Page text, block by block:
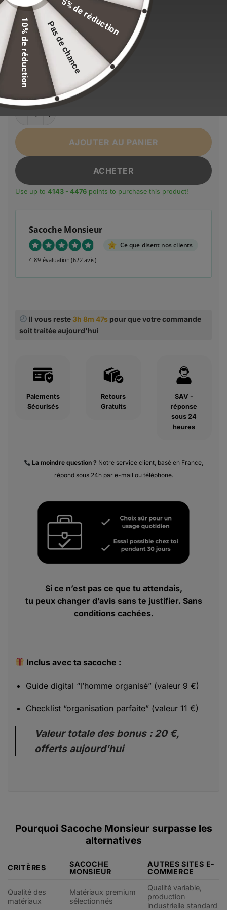
Stock volontairement limité pour maintenir nos
standards de qualité.
Couleur
Bleu Gris Noir
quantité de Sac à dos pour ordinateur portable
AJOUTER AU PANIER
ACHETER
Use up to 4143 - 4476 points to purchase this product!
Alternative:
Sacoche Monsieur
Ce que disent nos clients
4.89 évaluation (622 avis)
Il vous reste 3h 8m 46s pour que votre commande
soit traitée aujourd'hui
Paiements
Sécurisés
Retours
Gratuits
SAV -
réponse
sous 24
heures
La moindre question ? Notre service client, basé en France,
répond sous 24h par e-mail ou téléphone.
Si ce n’est pas ce que tu attendais,
tu peux changer d’avis sans te justifier. Sans
conditions cachées.
Inclus avec ta sacoche :
Guide digital “l’homme organisé” (valeur 9 €)
Checklist “organisation parfaite” (valeur 11 €)
Valeur totale des bonus : 20 €,
offerts aujourd’hui
Pourquoi Sacoche Monsieur surpasse les
alternatives
CRITÈRES
SACOCHE
MONSIEUR
AUTRES SITES E-
COMMERCE
Qualité des
matériaux
Matériaux premium
sélectionnés
Qualité variable,
production
industrielle standard
5% de réduction
Pas de chance
10% de réduction